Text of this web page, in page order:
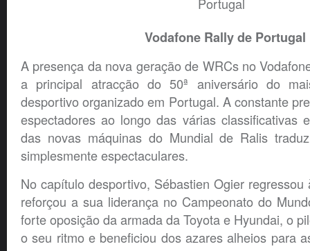
Vodafone Rally de Portugal
A presença da nova geração de WRCs no
a principal atracção do 50ª aniversário do
desportivo organizado em Portugal. A constante
espectadores ao longo das várias classificativas
das novas máquinas do Mundial de Ralis
simplesmente espectaculares.
No capítulo desportivo, Sébastien Ogier
reforçou a sua liderança no Campeonato do
forte oposição da armada da Toyota e Hyundai, o
o seu ritmo e beneficiou dos azares alheios para